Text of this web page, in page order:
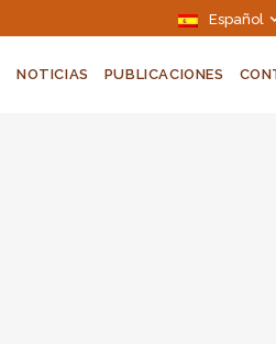
Español
NOTICIAS PUBLICACIONES